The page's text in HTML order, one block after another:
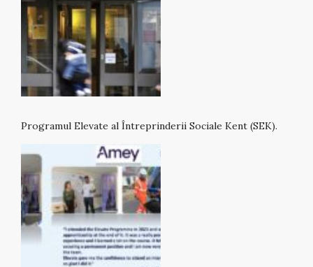
Programul Elevate al Întreprinderii Sociale Kent (SEK).